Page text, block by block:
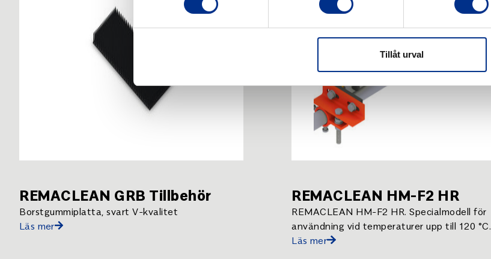
Tillåt urval
REMACLEAN GRB Tillbehör
Borstgummiplatta, svart V-kvalitet
Läs mer
REMACLEAN HM-F2 HR
REMACLEAN HM-F2 HR. Specialmodell för
användning vid temperaturer upp till 120 °C.
Läs mer